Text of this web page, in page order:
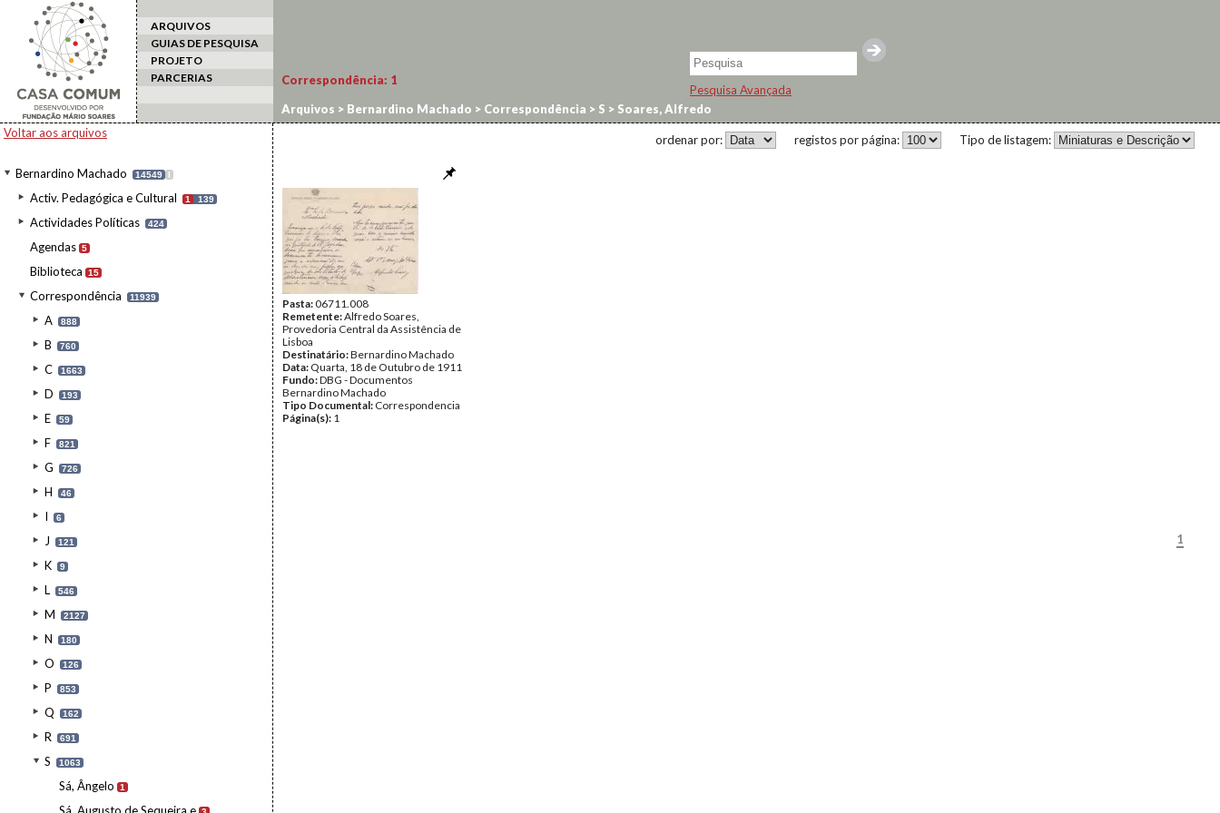
ARQUIVOS
GUIAS DE PESQUISA
PROJETO
PARCERIAS
Pesquisa Avançada
Voltar aos arquivos
Bernardino Machado 14549 I
Activ. Pedagógica e Cultural 1 139
Actividades Políticas 424
Agendas 5
Biblioteca 15
Correspondência 11939
A 888
B 760
C 1663
D 193
E 59
F 821
G 726
H 46
I 6
J 121
K 9
L 546
M 2127
N 180
O 126
P 853
Q 162
R 691
S 1063
Sá, Ângelo 1
Correspondência: 1
Arquivos > Bernardino Machado > Correspondência > S > Soares, Alfredo
Tipo de listagem:
registos por página:
ordenar por:
Pasta:06711.008
Remetente:Alfredo Soares,
Provedoria Central da Assistência de
Lisboa
Destinatário:Bernardino Machado
Data: Quarta, 18 de Outubro de 1911
Fundo:DBG - Documentos
Bernardino Machado
Tipo Documental: Correspondencia
Página(s): 1
1